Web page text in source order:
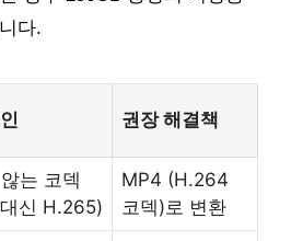
다.
권장 해결책
는 코덱
신 H.265)
MP4 (H.264
코덱)로 변환